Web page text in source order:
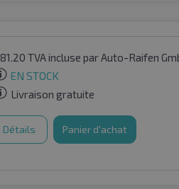
81.20 TVA incluse par Auto-Raifen
EN STOCK
Livraison gratuite
Détails Panier d'achat